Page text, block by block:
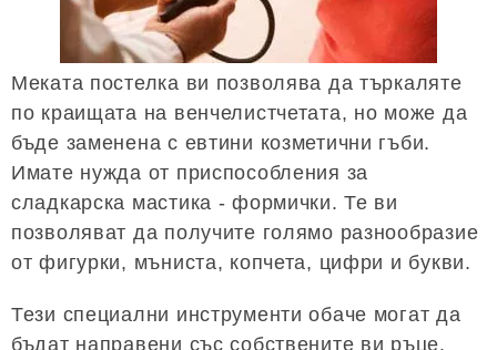
Меката постелка ви позволява да търкаляте
по краищата на венчелистчетата, но може да
бъде заменена с евтини козметични гъби.
Имате нужда от приспособления за
сладкарска мастика - формички. Те ви
позволяват да получите голямо разнообразие
от фигурки, мъниста, копчета, цифри и букви.
Тези специални инструменти обаче могат да
бъдат направени със собствените ви ръце.